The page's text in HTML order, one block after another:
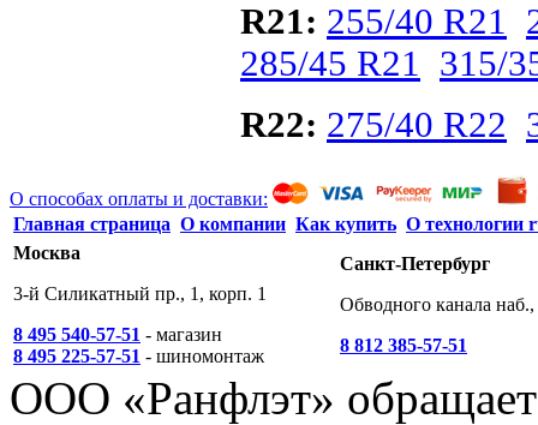
R21: 255/40 R21
285/45 R21 315/
R22: 275/40 R22
О способах оплаты и доставки:
Главная страница О компании Как купить О технологии
Москва
3-й Силикатный пр., 1, корп. 1
8 495 540-57-51 - магазин
8 495 225-57-51 - шиномонтаж
Санкт-Петербург
Обводного канала
8 812 385-57-51
ООО «Ранфлэт»